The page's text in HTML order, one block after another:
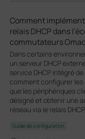
Comment
relais DHCP dans
commutateurs
Dans certains
un serveur DHCP
service DHCP intégré
comment configurer
que les périphériques
désigné et obtenir une
réseau via le relais DHCP.
Guide de configuration